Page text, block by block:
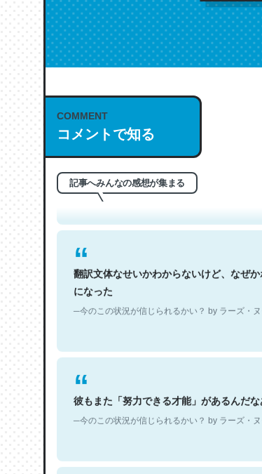
COMMENT
コメントで知る
記事へみんなの感想が集まる
これは名文。彼はとてもクレバーなんだ
もお勧め。自分はこの流れ好き。Let’s
翻訳文体なせいかわからないけど、なぜ
になった
─今のこの状況が信じられるかい？ by ラーズ・ヌ
彼もまた「努力できる才能」があるんだな
─今のこの状況が信じられるかい？ by ラーズ・ヌ